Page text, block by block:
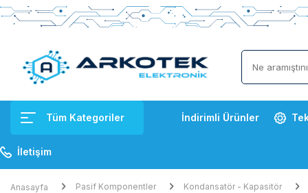
Tüm Kategoriler İndirimli Ürünler
İletişim
Anasayfa Pasif Komponentler Kondansatör - Kapasitör